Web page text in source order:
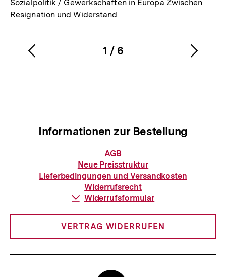
Sozialpolitik / Gewerkschaften in Europa Zwischen
Resignation und Widerstand
Karussellinhalt
1
von
/ 6
Vorherigen
Informationen zur Bestellung
Informationen
zur
Bestellung
AGB
Neue Preisstruktur
Lieferbedingungen und Versandkosten
Widerrufsrecht
Download-
Widerrufsformular
VERTRAG WIDERRUFEN